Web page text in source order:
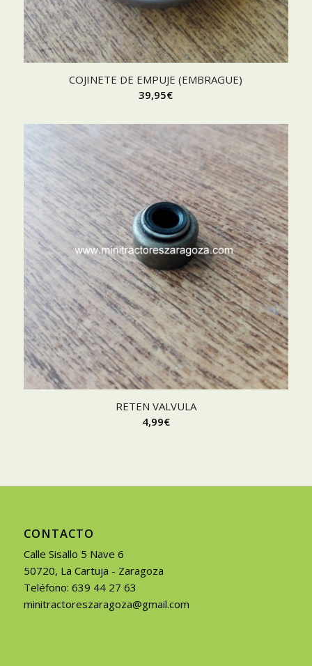
COJINETE DE EMPUJE (EMBRAGUE)
39,95€
RETEN VALVULA
4,99€
CONTACTO
Calle Sisallo 5 Nave 6
50720, La Cartuja - Zaragoza
Teléfono: 639 44 27 63
minitractoreszaragoza@gmail.com